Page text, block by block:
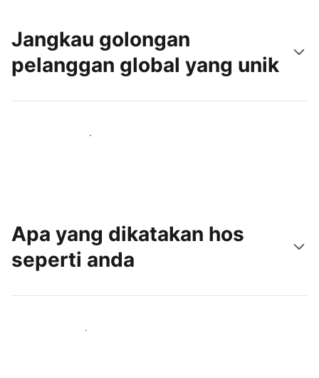
Jangkau golongan
pelanggan global yang unik
Tarik tetamu baru hari ini
Apa yang dikatakan hos
seperti anda
Sertai hos seperti anda